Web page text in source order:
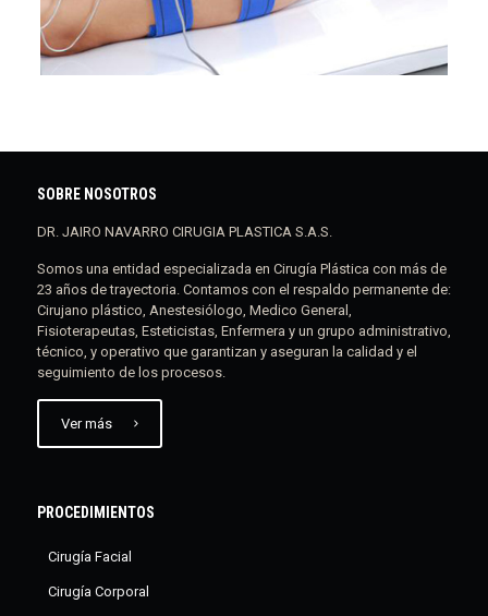
SOBRE NOSOTROS
DR. JAIRO NAVARRO CIRUGIA PLASTICA S.A.S.
Somos una entidad especializada en Cirugía Plástica con más de
23 años de trayectoria. Contamos con el respaldo permanente de:
Cirujano plástico, Anestesiólogo, Medico General,
Fisioterapeutas, Esteticistas, Enfermera y un grupo administrativo,
técnico, y operativo que garantizan y aseguran la calidad y el
seguimiento de los procesos.
Ver más
PROCEDIMIENTOS
Cirugía Facial
Cirugía Corporal